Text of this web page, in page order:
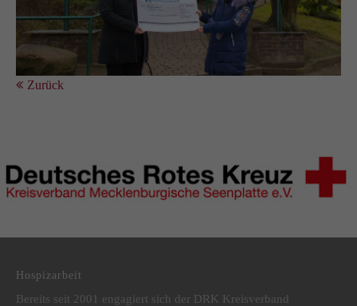
Zurück
Hospizarbeit
Bereits seit 2001 engagiert sich der DRK Kreisverband